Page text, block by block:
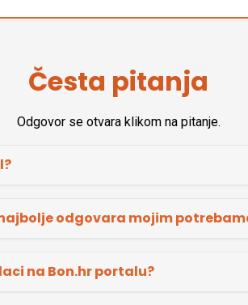
Česta pitanja
Odgovor se otvara klikom na pitanje.
odgovara mojim
na Bon.hr portalu?